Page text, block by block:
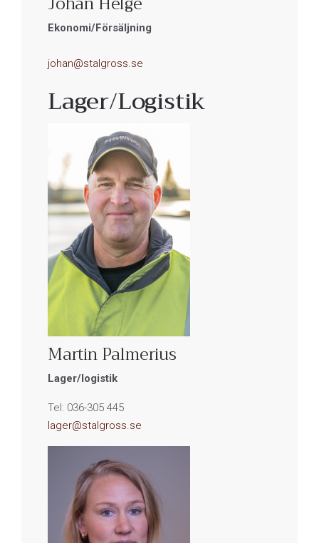
Ekonomi/Försäljning
johan@stalgross.se
Lager/Logistik
Martin Palmerius
Lager/logistik
Tel: 036-305 445
lager@stalgross.se